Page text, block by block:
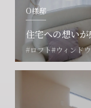
O様邸
住宅への想い
#ロフト#ウィンド